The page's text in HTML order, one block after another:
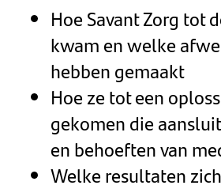
Hoe Savant Zorg tot
kwam en welke
hebben gemaakt
Hoe ze tot een
gekomen die
en behoeften van
Welke resultaten